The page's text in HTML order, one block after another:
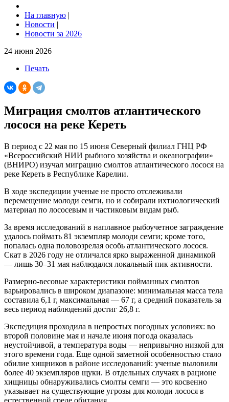
На главную |
Новости |
Новости за 2026
24 июня 2026
Печать
Миграция смолтов атлантического
лосося на реке Кереть
В период с 22 мая по 15 июня Северный филиал ГНЦ РФ
«Всероссийский НИИ рыбного хозяйства и океанографии»
(ВНИРО) изучал миграцию смолтов атлантического лосося на
реке Кереть в Республике Карелии.
В ходе экспедиции ученые не просто отслеживали
перемещение молоди семги, но и собирали ихтиологический
материал по лососевым и частиковым видам рыб.
За время исследований в наплавное рыбоучетное заграждение
удалось поймать 81 экземпляр молоди семги; кроме того,
попалась одна половозрелая особь атлантического лосося.
Скат в 2026 году не отличался ярко выраженной динамикой
— лишь 30–31 мая наблюдался локальный пик активности.
Размерно‑весовые характеристики пойманных смолтов
варьировались в широком диапазоне: минимальная масса тела
составила 6,1 г, максимальная — 67 г, а средний показатель за
весь период наблюдений достиг 26,8 г.
Экспедиция проходила в непростых погодных условиях: во
второй половине мая и начале июня погода оказалась
неустойчивой, а температура воды — непривычно низкой для
этого времени года. Еще одной заметной особенностью стало
обилие хищников в районе исследований: ученые выловили
более 40 экземпляров щуки. В отдельных случаях в рационе
хищницы обнаруживались смолты семги — это косвенно
указывает на существующие угрозы для молоди лосося в
естественной среде обитания.